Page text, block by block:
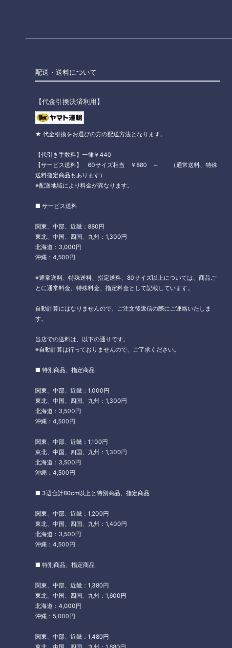
配送・送料について
【代金引換決済利用】
★ 代金引換をお選びの方の配送方法となります。
【代引き手数料】一律￥440
【サービス送料】 60サイズ相当 ￥880 ～ （通常送料、特殊
送料指定商品もあります）
※配送地域により料金が異なります。
■ サービス送料
関東、中部、近畿：880円
東北、中国、四国、九州：1,300円
北海道：3,000円
沖縄：4,500円
※通常送料、特殊送料、指定送料、80サイズ以上については、商品ご
とに通常料金、特殊料金、指定料金として記載しています。
自動計算にはなりませんので、ご注文後返信の際にご連絡いたしま
す。
当店での送料は、以下の通りです。
※自動計算は行っておりませんので、ご了承ください。
■ 特別商品、指定商品
関東、中部、近畿：1,000円
東北、中国、四国、九州：1,300円
北海道：3,500円
沖縄：4,500円
関東、中部、近畿：1,100円
東北、中国、四国、九州：1,300円
北海道：3,500円
沖縄：4,500円
■ 3辺合計80cm以上と特別商品、指定商品
関東、中部、近畿：1,200円
東北、中国、四国、九州：1,400円
北海道：3,500円
沖縄：4,500円
■ 特別商品、指定商品
関東、中部、近畿：1,380円
東北、中国、四国、九州：1,600円
北海道：4,000円
沖縄：5,000円
関東、中部、近畿：1,480円